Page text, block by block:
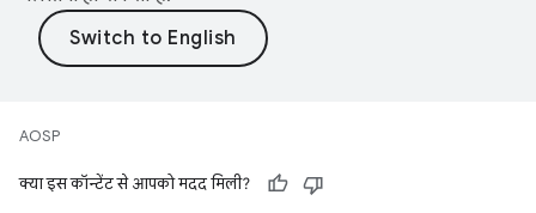
AOSP
क्या इस कॉन्टेंट से आपको मदद मिली?